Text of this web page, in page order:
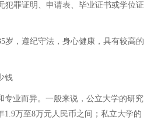
犯罪证明、申请表、毕业证书或学位证
岁，遵纪守法，身心健康，具有较高的
钱
专业而异。一般来说，公立大学的研究
1.9万至8万元人民币之间；私立大学的